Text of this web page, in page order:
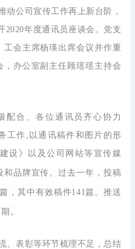
动公司宣传工作再上新台阶 ，
2020年度通讯员座谈会。党支
会主席杨瑛出席会议并作重
办公室副主任顾瑶瑶主持会
配合、各位通讯员齐心协力
工作,以通讯稿件和图片的形
设》以及公司网站等宣传媒
和品牌宣传。过去一年，投稿
，其中有效稿件141篇。推送
。
、表彰等环节梳理不足，总结